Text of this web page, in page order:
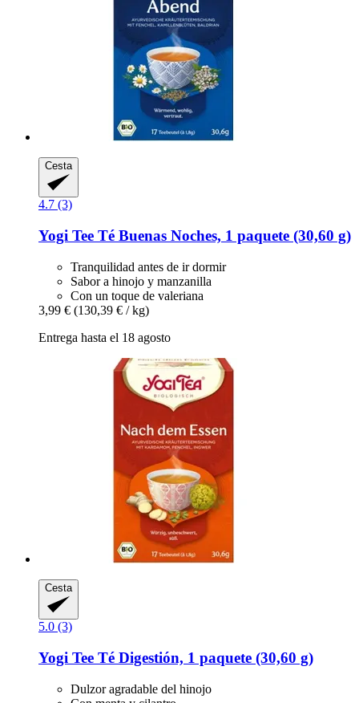
Cesta
4.7 (3)
Yogi Tee Té Buenas Noches, 1 paquete (30,60 g)
Tranquilidad antes de ir dormir
Sabor a hinojo y manzanilla
Con un toque de valeriana
3,99 € (130,39 € / kg)
Entrega hasta el 18 agosto
Cesta
5.0 (3)
Yogi Tee Té Digestión, 1 paquete (30,60 g)
Dulzor agradable del hinojo